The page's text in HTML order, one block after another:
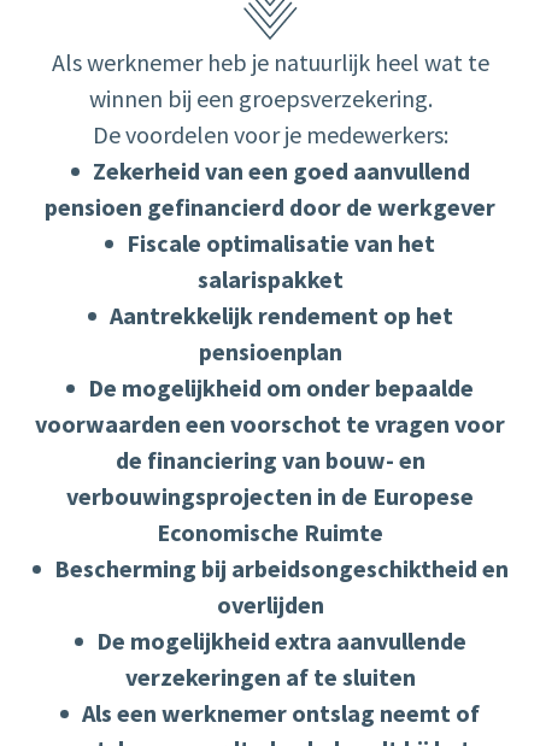
Als werknemer heb je natuurlijk heel wat te
winnen bij een groepsverzekering.
De voordelen voor je medewerkers:
Zekerheid van een goed aanvullend
pensioen gefinancierd door de werkgever
Fiscale optimalisatie van het
salarispakket
Aantrekkelijk rendement op het
pensioenplan
De mogelijkheid om onder bepaalde
voorwaarden een voorschot te vragen voor
de financiering van bouw- en
verbouwingsprojecten in de Europese
Economische Ruimte
Bescherming bij arbeidsongeschiktheid en
overlijden
De mogelijkheid extra aanvullende
verzekeringen af te sluiten
Als een werknemer ontslag neemt of